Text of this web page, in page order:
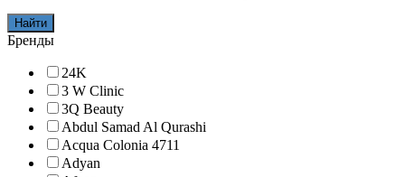
Найти
Бренды
24K
3 W Clinic
3Q Beauty
Abdul Samad Al Qurashi
Acqua Colonia 4711
Adyan